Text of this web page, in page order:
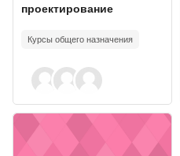
проектирование
Курсы общего назначения
Course image" Методические